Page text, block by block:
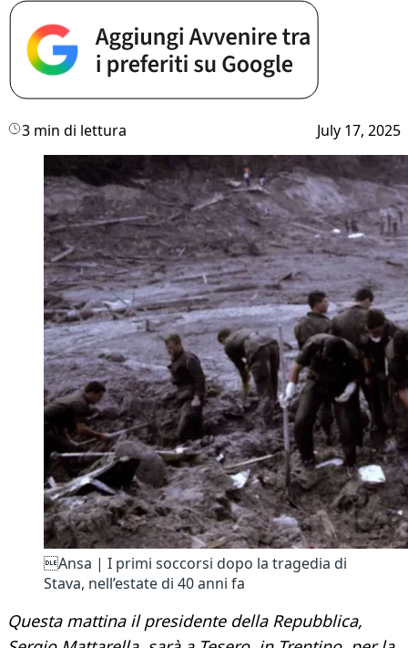
3 min di lettura July 17, 2025
Ansa | I primi soccorsi dopo la tragedia di
Stava, nell’estate di 40 anni fa
Questa mattina il presidente della Repubblica,